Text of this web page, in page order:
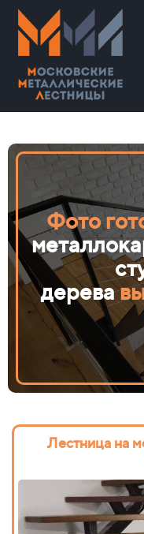
Фото
дерева
Лестница на